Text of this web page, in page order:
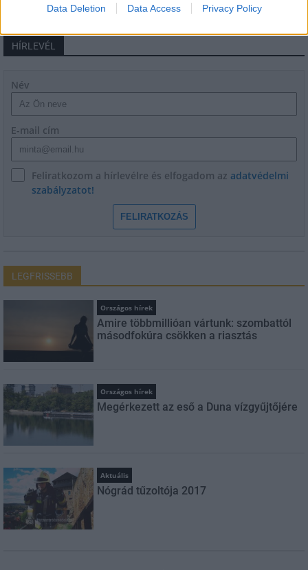
Data Deletion Data Access Privacy Policy
HÍRLEVÉL
Név
E-mail cím
Feliratkozom a hírlevélre és elfogadom az adatvédelmi
szabályzatot!
FELIRATKOZÁS
LEGFRISSEBB
Országos hírek
Amire többmillióan vártunk: szombattól
másodfokúra csökken a riasztás
Országos hírek
Megérkezett az eső a Duna vízgyűjtőjére
Aktuális
Nógrád tűzoltója 2017